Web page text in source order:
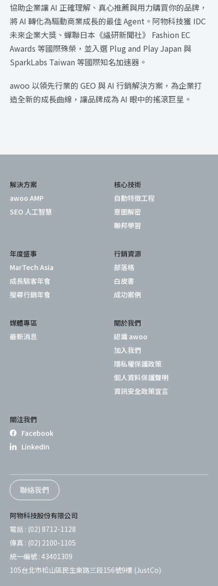
協助企業讓 AI 正確理解、真心推薦與用力購買你的品牌，
將 AI 轉化為驅動商業成長的最佳 Agent。阿物科技獲 IDC
未來企業大獎、蟬聯日本《繊研新聞社》 Fashion EC
Awards 等國際殊榮，並入選 Plug and Play Japan 與
SparkLabs Taiwan 等國際知名加速器。
awoo 以領先行業的 GEO 與 AI 行銷解決方案，為企業打
造全新的成長曲線，讓品牌成為 AI 眼中的搖滾巨星。
解決方案
awoo AMP
SEO 人工智慧
核心技術
自動特徵工程
意圖解密
聯邦學習
年度盛事
MarTech Asia
成長駭客年會
搜尋行銷年會
行銷資源
部落格
白皮書
成功案例
媒體專區
最新消息
關於我們
認識 awoo
加入我們
隱私權保護政策
個人資料保護聲明
資訊安全政策宣言
關注我們
Facebook
LinkedIn
聯絡我們
阿物科技股份有限公司
電話 : (02) 8712-1128
傳真 : (02) 2100-1105
統一編號 : 43401309
105台北市松山區民生東路三段156號9樓 (JustCo)